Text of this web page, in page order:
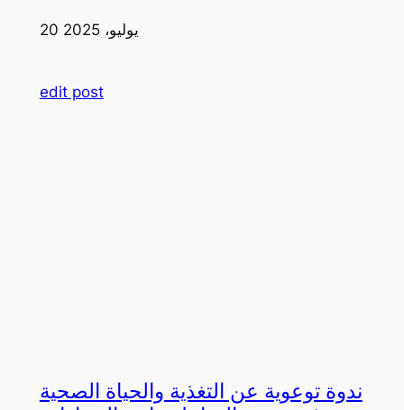
20 يوليو، 2025
edit post
ندوة توعوية عن التغذية والحياة الصحية